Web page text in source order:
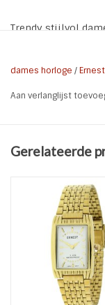
Trendy stijlvol
kwaliteit voor een
* Brand: Ernest -
* Achterkant kast:
* Band:
* Doorsnee klok: 30
* Breedte band: 15
* Water resistent:
* Nikkel Vrij
dames horloge /Ernest
Aan verlanglijst
Gerelateerde